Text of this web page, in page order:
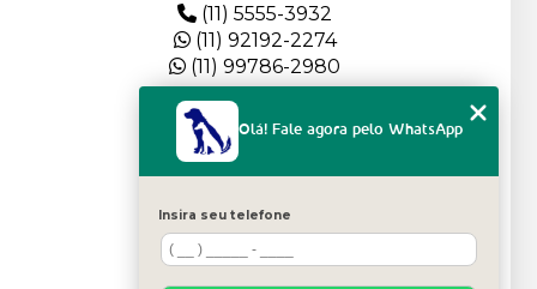
(11) 5555-3932
(11) 92192-2274
(11) 99786-2980
QUEM SOMOS
BLOG
Olá! Fale agora pelo WhatsApp
Insira seu telefone